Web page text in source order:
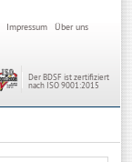
Über uns
Impressum
Der BDSF ist zertifiziert
nach ISO 9001:2015